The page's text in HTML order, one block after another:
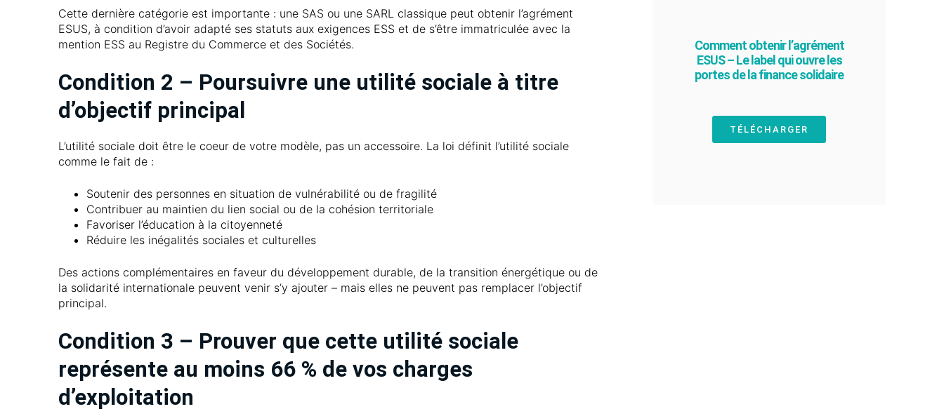
Cette dernière catégorie est importante : une SAS ou une SARL classique peut obtenir l’agrément
ESUS, à condition d’avoir adapté ses statuts aux exigences ESS et de s’être immatriculée avec la
mention ESS au Registre du Commerce et des Sociétés.
Condition 2 – Poursuivre une utilité sociale à titre
d’objectif principal
L’utilité sociale doit être le coeur de votre modèle, pas un accessoire. La loi définit l’utilité sociale
comme le fait de :
Soutenir des personnes en situation de vulnérabilité ou de fragilité
Contribuer au maintien du lien social ou de la cohésion territoriale
Favoriser l’éducation à la citoyenneté
Réduire les inégalités sociales et culturelles
Des actions complémentaires en faveur du développement durable, de la transition énergétique ou de
la solidarité internationale peuvent venir s’y ajouter – mais elles ne peuvent pas remplacer l’objectif
principal.
Condition 3 – Prouver que cette utilité sociale
représente au moins 66 % de vos charges
d’exploitation
Comment obtenir l’agrément
ESUS – Le label qui ouvre les
portes de la finance solidaire
TÉLÉCHARGER